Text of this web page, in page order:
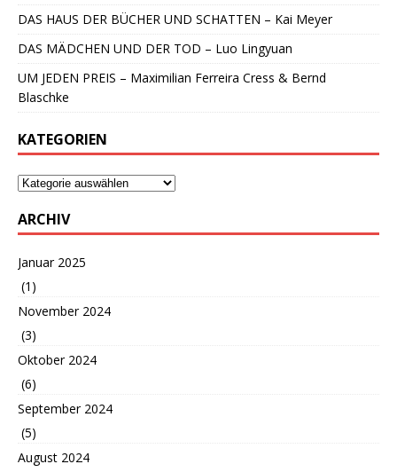
DAS HAUS DER BÜCHER UND SCHATTEN – Kai Meyer
DAS MÄDCHEN UND DER TOD – Luo Lingyuan
UM JEDEN PREIS – Maximilian Ferreira Cress & Bernd
Blaschke
KATEGORIEN
ARCHIV
Januar 2025
(1)
November 2024
(3)
Oktober 2024
(6)
September 2024
(5)
August 2024